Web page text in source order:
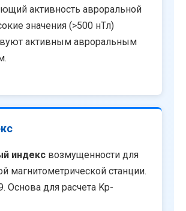
активность авроральной
значения (>500 нТл)
активным авроральным
индекс возмущенности для
магнитометрической станции.
Основа для расчета Kp-